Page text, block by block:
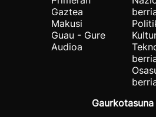
Gaztea
Makusi
Guau - Gure
Audioa
Gaurkotasuna